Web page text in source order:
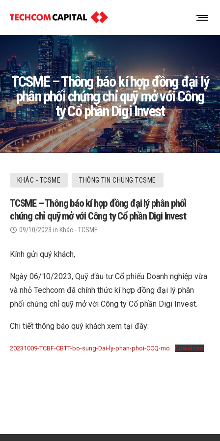
TCSME – Thông báo kí hợp đồng đại lý
phân phối chứng chỉ quỹ mở với Công
ty Cổ phần Digi Invest
KHÁC - TCSME THÔNG TIN CHUNG TCSME
TCSME – Thông báo kí hợp đồng đại lý phân phối
chứng chỉ quỹ mở với Công ty Cổ phần Digi Invest
09/10/2023 in Khác - TCSME
Kính gửi quý khách,
Ngày 06/10/2023, Quỹ đầu tư Cổ phiếu Doanh nghiệp vừa
và nhỏ Techcom đã chính thức kí hợp đồng đại lý phân
phối chứng chỉ quỹ mở với Công ty Cổ phần Digi Invest.
Chi tiết thông báo quý khách xem tại đây:
20231009-TCBF-CBTT-bo-sung-Dai-ly-phan-phoi-CCQ-mo Download